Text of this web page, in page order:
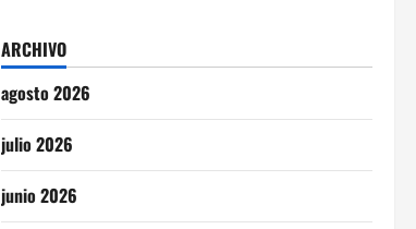
ARCHIVO
agosto 2026
julio 2026
junio 2026